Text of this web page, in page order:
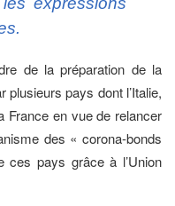
de la préparation de la
plusieurs pays dont l’Italie,
France en vue de relancer
des « corona-bonds
ces pays grâce à l’Union